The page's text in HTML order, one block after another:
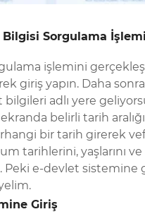
Bilgisi Sorgulama İşlemi
işlemini
giriş yapın. Daha
adlı yere
ekranda belirli tarih
bir tarih girerek
tarihlerini, yaşlarını
e-devlet sistemine
Giriş